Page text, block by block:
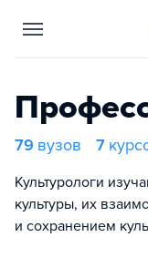
79 вузов 7
Культурологи
культуры, их
и сохранением